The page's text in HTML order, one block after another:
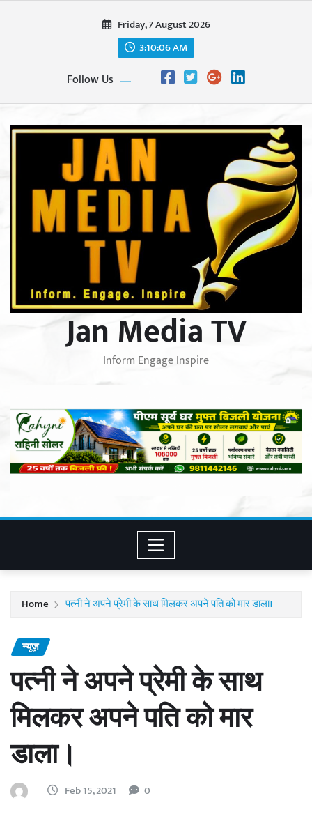
Friday, 7 August 2026
3:10:08 AM
Follow Us
Jan Media TV
Inform Engage Inspire
Home पत्नी ने अपने प्रेमी के साथ मिलकर अपने पति को मार डाला।
न्यूज़
पत्नी ने अपने प्रेमी के साथ
मिलकर अपने पति को मार
डाला।
Feb 15, 2021 0